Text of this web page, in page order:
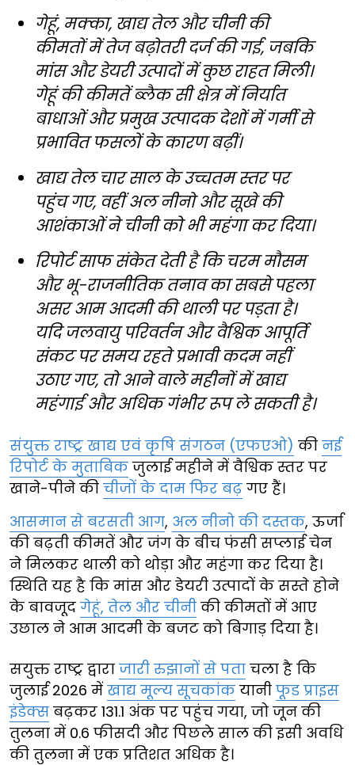
गेहूं, मक्का, खाद्य तेल और चीनी की
कीमतों में तेज बढ़ोतरी दर्ज की गई, जबकि
मांस और डेयरी उत्पादों में कुछ राहत मिली।
गेहूं की कीमतें ब्लैक सी क्षेत्र में निर्यात
बाधाओं और प्रमुख उत्पादक देशों में गर्मी से
प्रभावित फसलों के कारण बढ़ीं।
खाद्य तेल चार साल के उच्चतम स्तर पर
पहुंच गए, वहीं अल नीनो और सूखे की
आशंकाओं ने चीनी को भी महंगा कर दिया।
रिपोर्ट साफ संकेत देती है कि चरम मौसम
और भू-राजनीतिक तनाव का सबसे पहला
असर आम आदमी की थाली पर पड़ता है।
यदि जलवायु परिवर्तन और वैश्विक आपूर्ति
संकट पर समय रहते प्रभावी कदम नहीं
उठाए गए, तो आने वाले महीनों में खाद्य
महंगाई और अधिक गंभीर रूप ले सकती है।
संयुक्त राष्ट्र खाद्य एवं कृषि संगठन (एफएओ) की नई
रिपोर्ट के मुताबिक जुलाई महीने में वैश्विक स्तर पर
खाने-पीने की चीजों के दाम फिर बढ़ गए हैं।
आसमान से बरसती आग, अल नीनो की दस्तक, ऊर्जा
की बढ़ती कीमतें और जंग के बीच फंसी सप्लाई चेन
ने मिलकर थाली को थोड़ा और महंगा कर दिया है।
स्थिति यह है कि मांस और डेयरी उत्पादों के सस्ते होने
के बावजूद गेहूं, तेल और चीनी की कीमतों में आए
उछाल ने आम आदमी के बजट को बिगाड़ दिया है।
सयुक्त राष्ट्र द्वारा जारी रुझानों से पता चला है कि
जुलाई 2026 में खाद्य मूल्य सूचकांक यानी फूड प्राइस
इंडेक्स बढ़कर 131.1 अंक पर पहुंच गया, जो जून की
तुलना में 0.6 फीसदी और पिछले साल की इसी अवधि
की तुलना में एक प्रतिशत अधिक है।